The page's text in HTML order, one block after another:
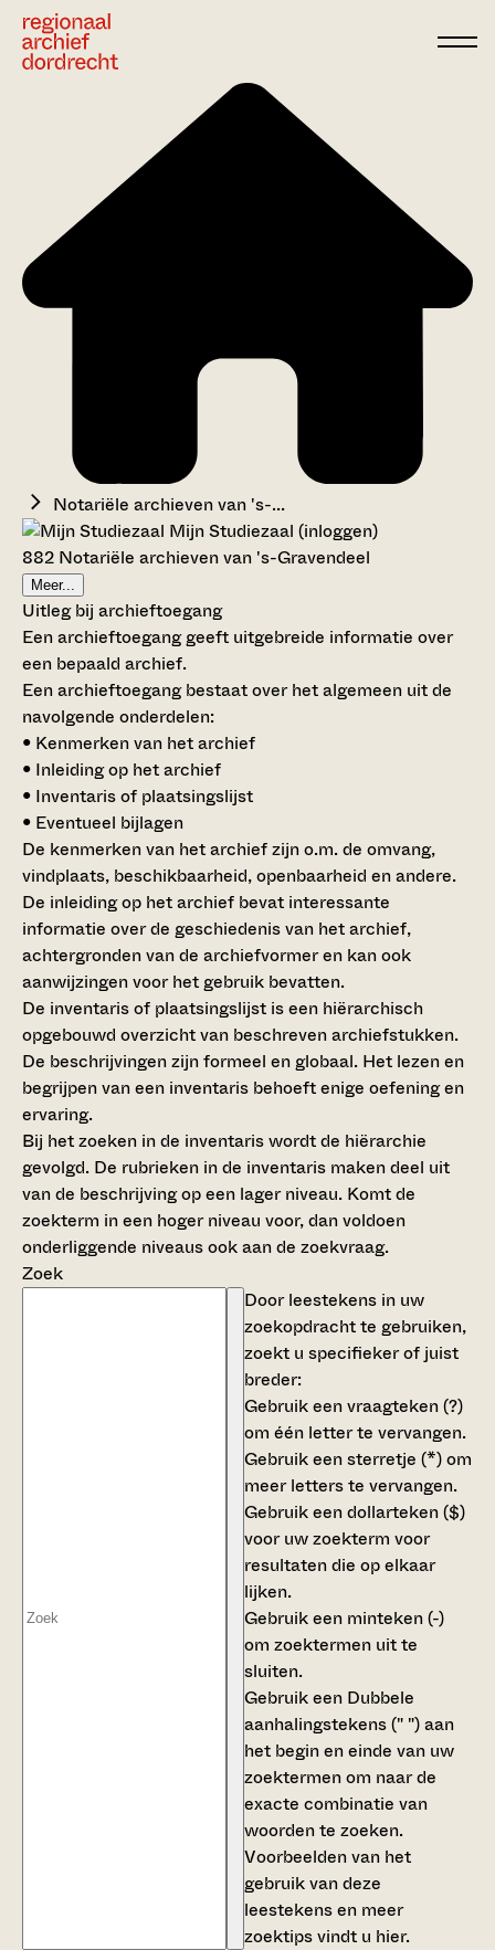
Notariële archieven van 's-...
Mijn Studiezaal (inloggen)
882 Notariële archieven van 's-Gravendeel
Meer...
Uitleg bij archieftoegang
Een archieftoegang geeft uitgebreide informatie over
een bepaald archief.
Een archieftoegang bestaat over het algemeen uit de
navolgende onderdelen:
• Kenmerken van het archief
• Inleiding op het archief
• Inventaris of plaatsingslijst
• Eventueel bijlagen
De kenmerken van het archief zijn o.m. de omvang,
vindplaats, beschikbaarheid, openbaarheid en andere.
De inleiding op het archief bevat interessante
informatie over de geschiedenis van het archief,
achtergronden van de archiefvormer en kan ook
aanwijzingen voor het gebruik bevatten.
De inventaris of plaatsingslijst is een hiërarchisch
opgebouwd overzicht van beschreven archiefstukken.
De beschrijvingen zijn formeel en globaal. Het lezen en
begrijpen van een inventaris behoeft enige oefening en
ervaring.
Bij het zoeken in de inventaris wordt de hiërarchie
gevolgd. De rubrieken in de inventaris maken deel uit
van de beschrijving op een lager niveau. Komt de
zoekterm in een hoger niveau voor, dan voldoen
onderliggende niveaus ook aan de zoekvraag.
Zoek
Door leestekens in uw
zoekopdracht te gebruiken,
zoekt u specifieker of juist
breder:
Gebruik eenvraagteken (?)
om één letter te vervangen.
Gebruik eensterretje (*)om
meer letters te vervangen.
Gebruik eendollarteken ($)
voor uw zoekterm voor
resultaten die op elkaar
lijken.
Gebruik een minteken (-)
om zoektermen uit te
sluiten.
Gebruik een Dubbele
aanhalingstekens (" ")aan
het begin en einde van uw
zoektermen om naar de
exacte combinatie van
woorden te zoeken.
Voorbeelden van het
gebruik van deze
leestekens en meer
zoektips vindt u hier.